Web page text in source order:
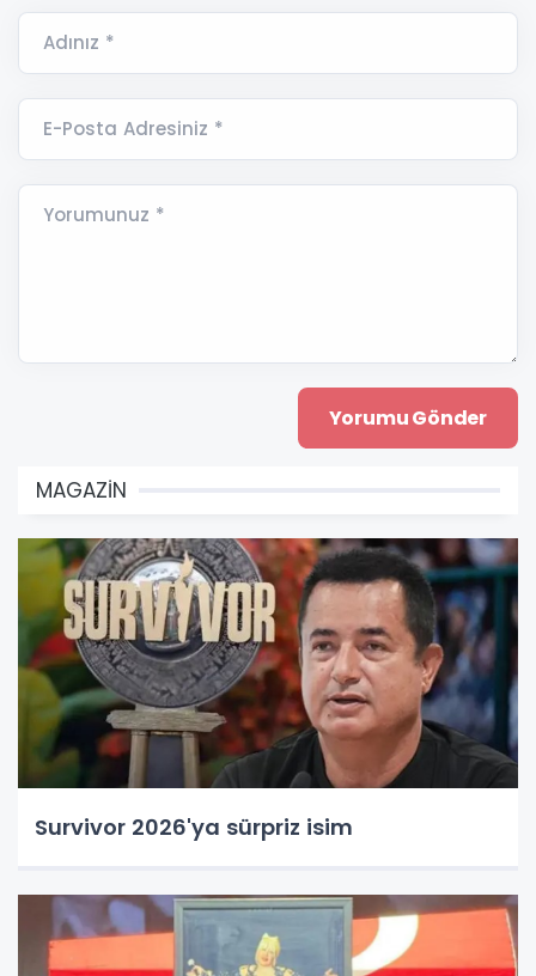
Adınız *
E-Posta Adresiniz *
Yorumunuz *
MAGAZİN
Survivor 2026'ya sürpriz isim